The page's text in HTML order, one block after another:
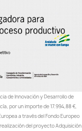
de Innovación y Desarrollo de
por un importe de 17.994,88 €,
a través del Fondo Europeo
realización del proyecto Adquisición